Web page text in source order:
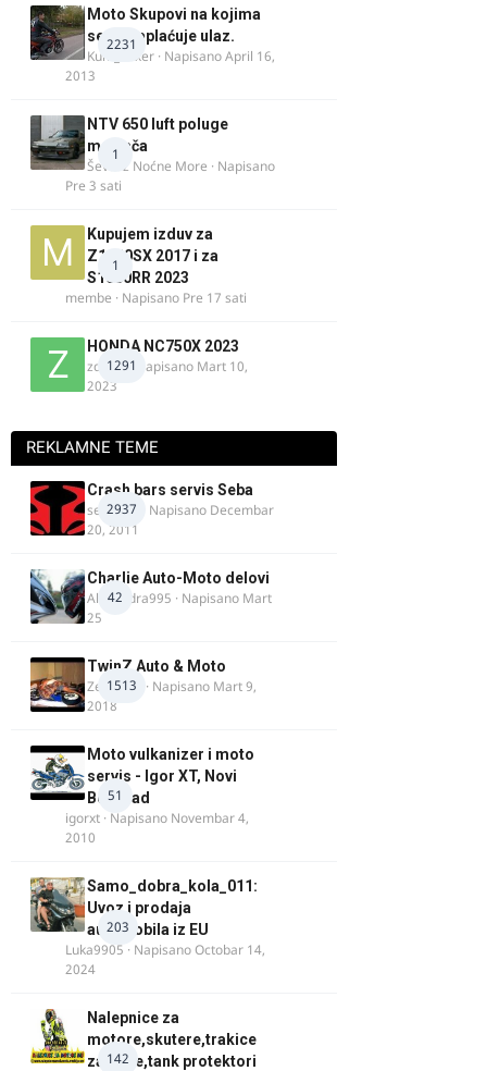
2231
Moto Skupovi na kojima
se ne naplaćuje ulaz.
Kum_Mixer · NapisanoApril 16,
2013
1
NTV 650 luft poluge
menjača
Ševa iz Noćne More · Napisano
Pre 3 sati
1
Kupujem izduv za
Z1000SX 2017 i za
S1000RR 2023
membe · Napisano Pre 17 sati
1291
HONDA NC750X 2023
zdelija· Napisano Mart 10,
2023
REKLAMNE TEME
2937
Crash bars servis Seba
seba011 · Napisano Decembar
20, 2011
42
Charlie Auto-Moto delovi
Alexandra995 · Napisano Mart
25
1513
TwinZ Auto & Moto
Zeljkamp · Napisano Mart 9,
2018
51
Moto vulkanizer i moto
servis - Igor XT, Novi
Beograd
igorxt · Napisano Novembar 4,
2010
203
Samo_dobra_kola_011:
Uvoz i prodaja
automobila iz EU
Luka9905 · NapisanoOctobar 14,
2024
142
Nalepnice za
motore,skutere,trakice
za felne,tank protektori